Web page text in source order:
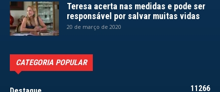
Teresa acerta nas medidas e pode ser
responsável por salvar muitas vidas
20 de março de 2020
CATEGORIA POPULAR
11266